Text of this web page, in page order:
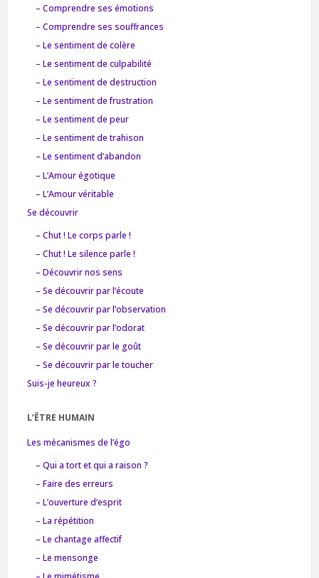
– Comprendre ses émotions
– Comprendre ses souffrances
– Le sentiment de colère
– Le sentiment de culpabilité
– Le sentiment de destruction
– Le sentiment de frustration
– Le sentiment de peur
– Le sentiment de trahison
– Le sentiment d’abandon
– L’Amour égotique
– L’Amour véritable
Se découvrir
– Chut ! Le corps parle !
– Chut ! Le silence parle !
– Découvrir nos sens
– Se découvrir par l’écoute
– Se découvrir par l’observation
– Se découvrir par l’odorat
– Se découvrir par le goût
– Se découvrir par le toucher
Suis-je heureux ?
L’ÊTRE HUMAIN
Les mécanismes de l’égo
– Qui a tort et qui a raison ?
– Faire des erreurs
– L’ouverture d’esprit
– La répétition
– Le chantage affectif
– Le mensonge